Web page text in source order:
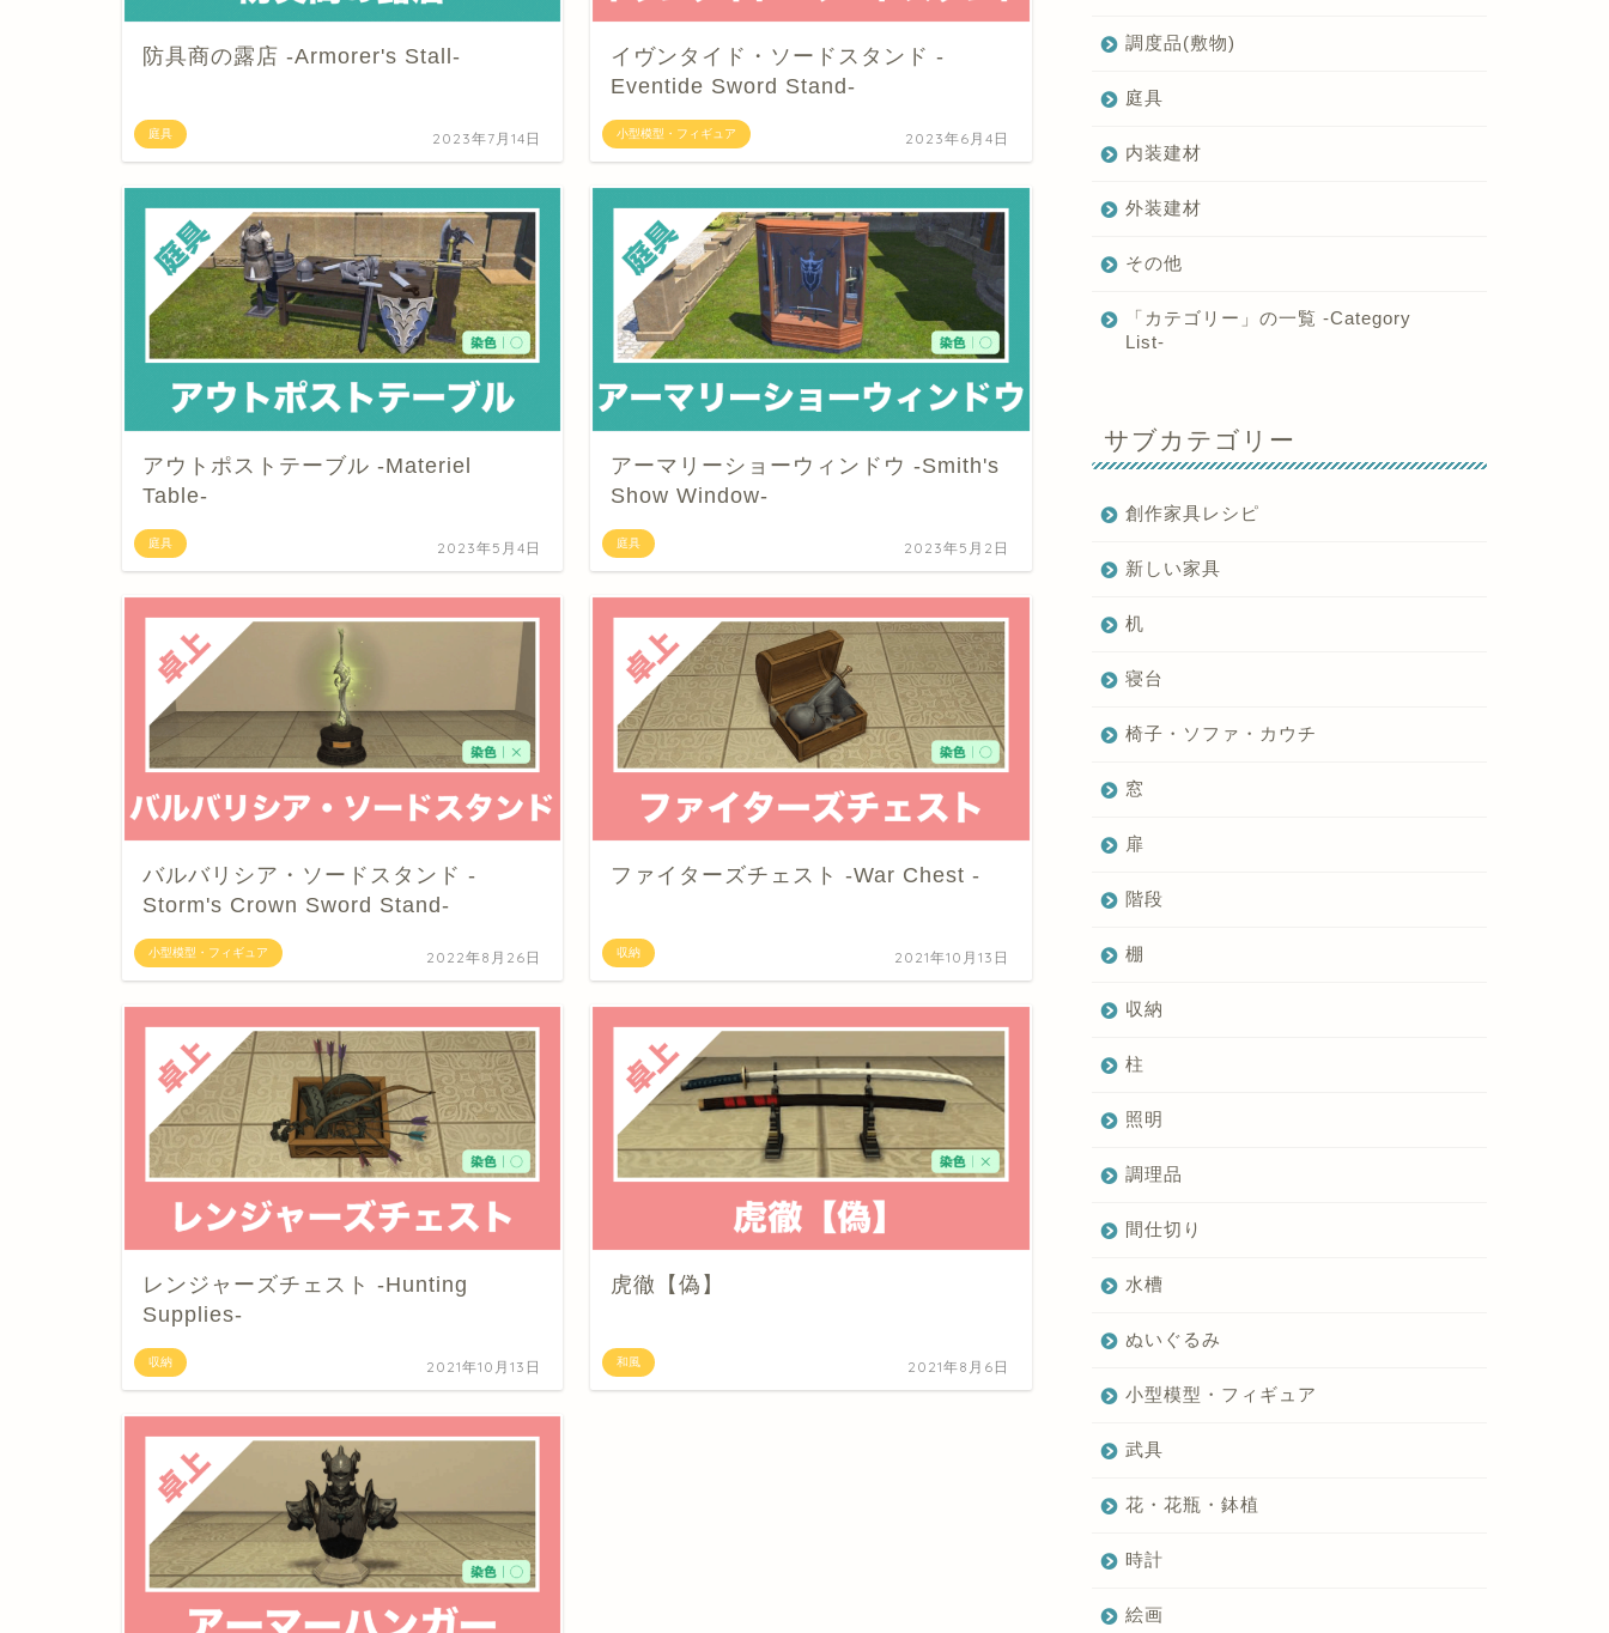
庭具
防具商の露店 -Armorer's Stall-
2023年7月14日 小型模型・フィギュア
イヴンタイド・ソードスタンド -
Eventide Sword Stand-
2023年6月4日
庭具
アウトポストテーブル -Materiel
Table-
2023年5月4日 庭具
アーマリーショーウィンドウ -Smith's
Show Window-
2023年5月2日
小型模型・フィギュア
バルバリシア・ソードスタンド -
Storm's Crown Sword Stand-
2022年8月26日 収納
ファイターズチェスト -War Chest -
2021年10月13日
収納
レンジャーズチェスト -Hunting
Supplies-
2021年10月13日 和風
虎徹【偽】
2021年8月6日
調度品(敷物)
庭具
内装建材
外装建材
その他
「カテゴリー」の一覧 -Category
List-
サブカテゴリー
創作家具レシピ
新しい家具
机
寝台
椅子・ソファ・カウチ
窓
扉
階段
棚
収納
柱
照明
調理品
間仕切り
水槽
ぬいぐるみ
小型模型・フィギュア
武具
花・花瓶・鉢植
時計
絵画